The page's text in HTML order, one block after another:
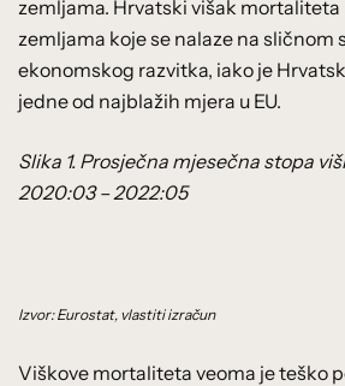
zemljama. Hrvatski višak mortaliteta
zemljama koje se nalaze na sličnom
ekonomskog razvitka, iako je
jedne od najblažih mjera u EU.
Slika 1. Prosječna mjesečna stopa
2020:03 – 2022:05
Izvor: Eurostat, vlastiti izračun
Viškove mortaliteta veoma je teško